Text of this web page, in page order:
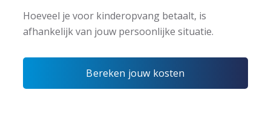
Hoeveel je voor kinderopvang betaalt, is
afhankelijk van jouw persoonlijke situatie.
Bereken jouw kosten